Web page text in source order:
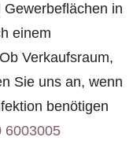
in
einem
Verkaufsraum,
Sie uns an, wenn
benötigen